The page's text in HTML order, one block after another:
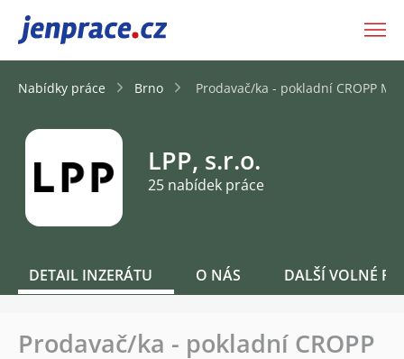
JenPráce.cz
Nabídky práce Brno Prodavač/ka - pokladní CROPP
LPP, s.r.o.
25 nabídek práce
DETAIL INZERÁTU O NÁS DALŠÍ VOLNÉ
Prodavač/ka - pokladní CROPP